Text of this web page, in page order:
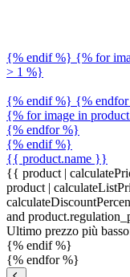
{% endif %} {% for
> 1 %}
{% endif %} {%
{% for image in
{% endfor %}
{% endif %}
{{ product.name }}
{{ product |
product |
and
Ultimo prezzo più
{% endif %}
{% endfor %}